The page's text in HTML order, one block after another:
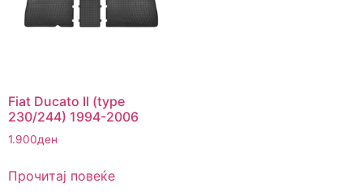
Fiat Ducato II (type
230/244) 1994-2006
1.900ден
Прочитај повеќе